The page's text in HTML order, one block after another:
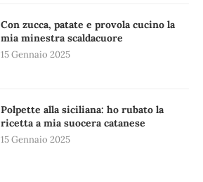
Con zucca, patate e provola cucino la
mia minestra scaldacuore
15 Gennaio 2025
Polpette alla siciliana: ho rubato la
ricetta a mia suocera catanese
15 Gennaio 2025